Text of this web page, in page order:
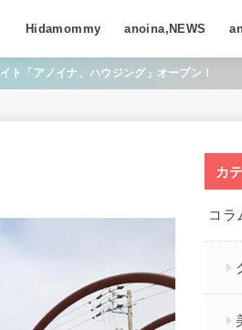
Hidamommy anoina,NEWS
ト「アノイナ、ハウジング」オープン！
カ
コラ